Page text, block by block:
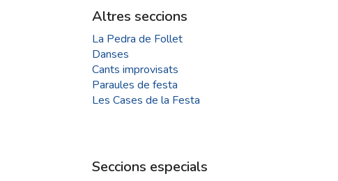
Altres seccions
La Pedra de Follet
Danses
Cants improvisats
Paraules de festa
Les Cases de la Festa
Seccions especials